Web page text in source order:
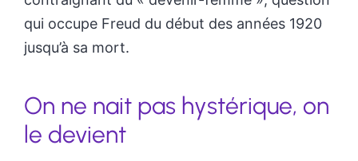
qui occupe Freud du début des années 1920
jusqu’à sa mort.
On ne nait pas hystérique, on
le devient